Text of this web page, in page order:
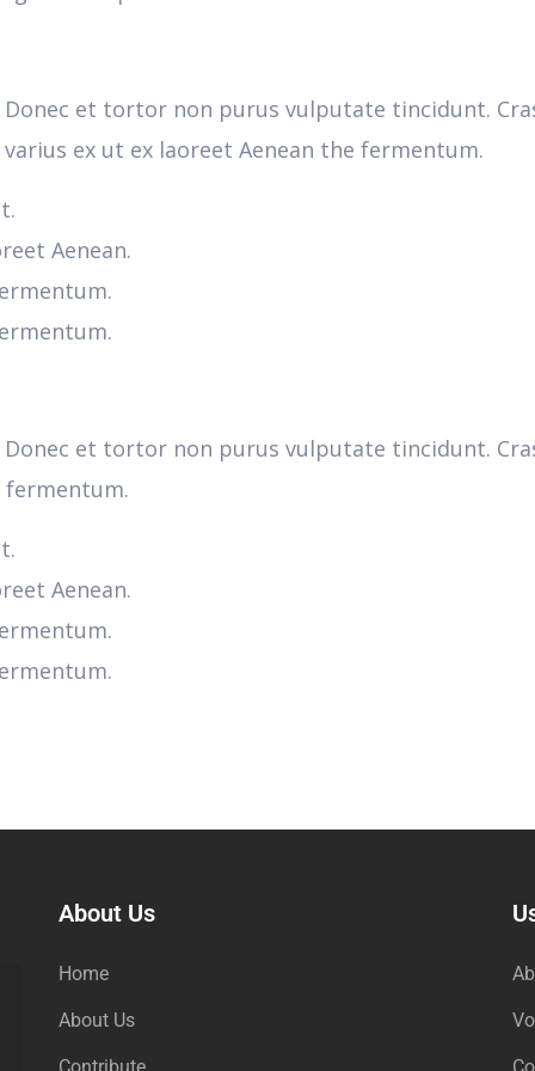
et tortor non purus vulputate tincidunt.
ex ut ex laoreet Aenean the fermentum.
Aenean.
et tortor non purus vulputate tincidunt.
fermentum.
Aenean.
About Us
Home
About Us